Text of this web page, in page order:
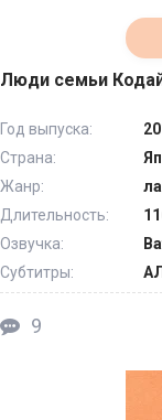
Люди семьи
Год выпуска:
Страна:
Жанр:
Длительность:
Озвучка:
Субтитры:
9